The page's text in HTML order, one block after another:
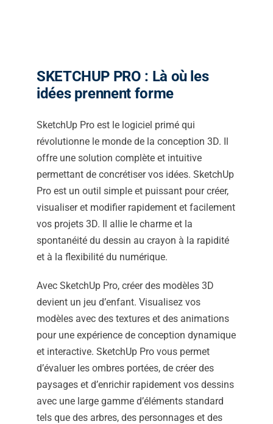
SKETCHUP PRO : Là où les
idées prennent forme
SketchUp Pro est le logiciel primé qui
révolutionne le monde de la conception 3D. Il
offre une solution complète et intuitive
permettant de concrétiser vos idées. SketchUp
Pro est un outil simple et puissant pour créer,
visualiser et modifier rapidement et facilement
vos projets 3D. Il allie le charme et la
spontanéité du dessin au crayon à la rapidité
et à la flexibilité du numérique.
Avec SketchUp Pro, créer des modèles 3D
devient un jeu d’enfant. Visualisez vos
modèles avec des textures et des animations
pour une expérience de conception dynamique
et interactive. SketchUp Pro vous permet
d’évaluer les ombres portées, de créer des
paysages et d’enrichir rapidement vos dessins
avec une large gamme d’éléments standard
tels que des arbres, des personnages et des